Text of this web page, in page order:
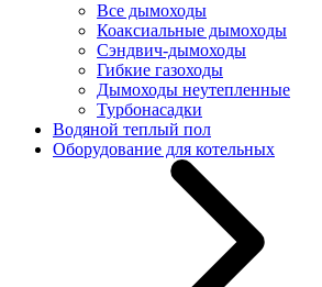
Все дымоходы
Коаксиальные дымоходы
Сэндвич-дымоходы
Гибкие газоходы
Дымоходы неутепленные
Турбонасадки
Водяной теплый пол
Оборудование для котельных